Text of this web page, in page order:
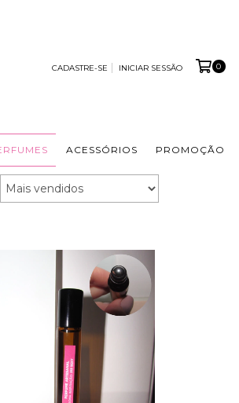
CADASTRE-SE INICIAR SESSÃO 0
ACESSÓRIOS PROMOÇÃO